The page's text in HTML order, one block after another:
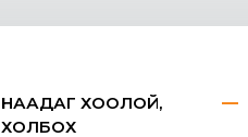
НААДАГ ХООЛОЙ,
ХОЛБОХ